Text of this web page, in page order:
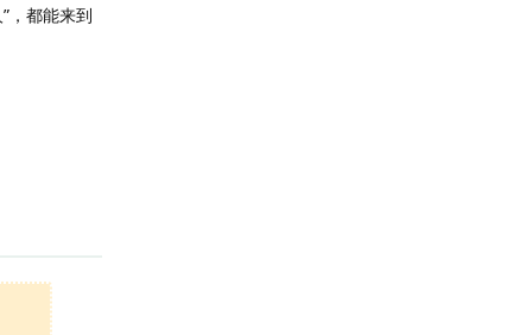
，都能来到